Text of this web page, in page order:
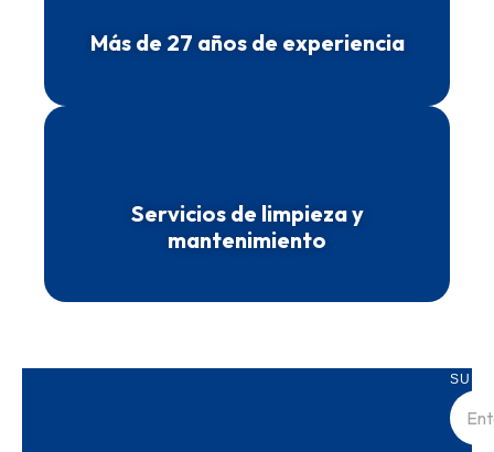
Más de 27 años de experiencia
Servicios de limpieza y
mantenimiento